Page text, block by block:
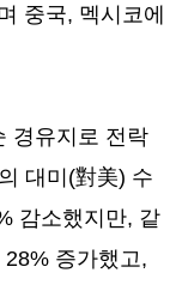
중국, 멕시코에
경유지로 전락
대미(對美) 수
감소했지만, 같
증가했고,